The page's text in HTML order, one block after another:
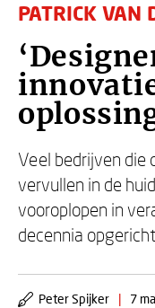
PATRICK VAN
Veel bedrijven die
vervullen in de
vooroplopen in
decennia
Peter Spijker | 7